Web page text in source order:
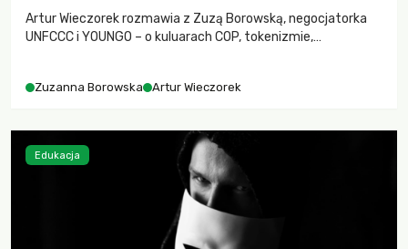
Artur Wieczorek rozmawia z Zuzą Borowską, negocjatorka
UNFCCC i YOUNGO – o kuluarach COP, tokenizmie,
Zuzanna Borowska Artur Wieczorek
Edukacja